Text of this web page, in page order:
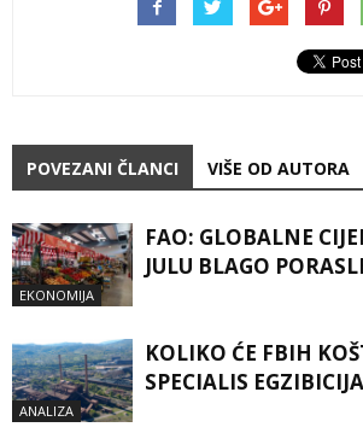
POVEZANI ČLANCI VIŠE OD AUTORA
EKONOMIJA
FAO: GLOBALNE
JULU BLAGO
ANALIZA
KOLIKO ĆE FBIH
SPECIALIS EGZIBICIJA